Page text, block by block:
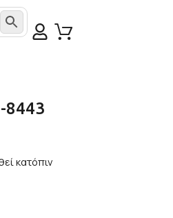
8443
κατόπιν